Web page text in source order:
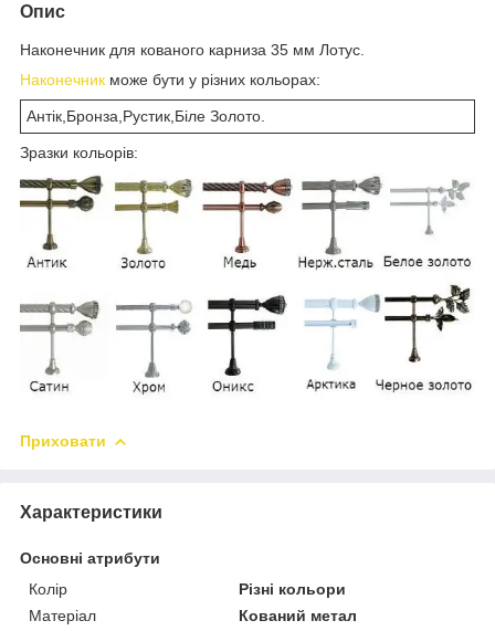
Опис
Наконечник для кованого карниза 35 мм Лотус.
Наконечник може бути у різних кольорах:
Антік,Бронза,Рустик,Біле Золото.
Зразки кольорів:
Приховати
Характеристики
Основні атрибути
Колір
Різні кольори
Матеріал
Кований метал